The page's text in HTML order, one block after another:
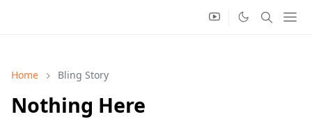
Home Bling Story
Nothing Here